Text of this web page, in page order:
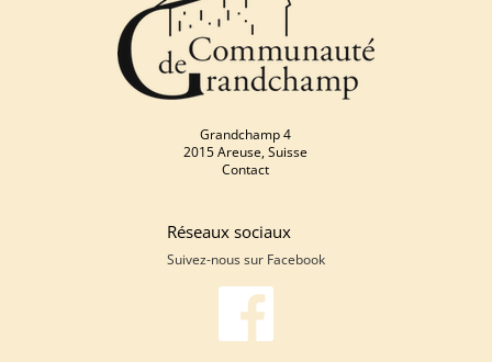
Grandchamp 4
2015 Areuse, Suisse
Contact
Réseaux sociaux
Suivez-nous sur Facebook